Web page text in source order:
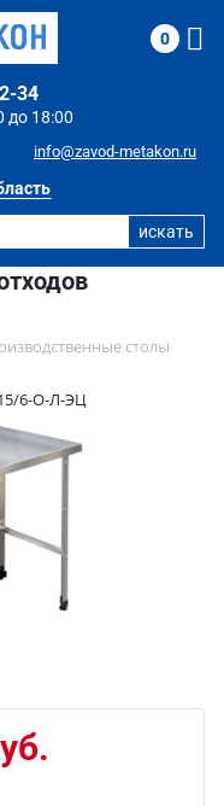
до 18:00
34
info@zavod-metakon.ru
0
столы
6-О-Л-ЭЦ